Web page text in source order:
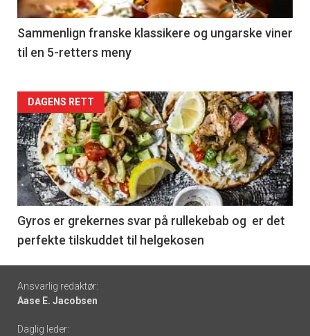
-
5
Sammenlign franske klassikere og ungarske viner
til en 5-retters meny
Forsiden
akkurat
nå
-
6
DAGENS RETT
Gyros er grekernes svar på rullekebab og er det
perfekte tilskuddet til helgekosen
Footer
-
Ansvarlig redaktør:
Aase E. Jacobsen
Daglig leder: